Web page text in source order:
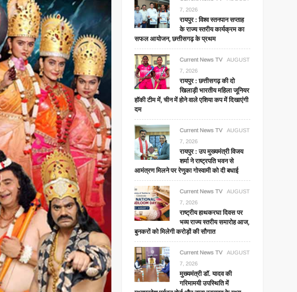
7, 2026
रायपुर : विश्व स्तनपान सप्ताह
के राज्य स्तरीय कार्यक्रम का
सफल आयोजन, छत्तीसगढ़ के प्रथम
Current News TV
AUGUST
7, 2026
रायपुर : छत्तीसगढ़ की दो
खिलाड़ी भारतीय महिला जूनियर
हॉकी टीम में, चीन में होने वाले एशिया कप में दिखाएंगी
दम
Current News TV
AUGUST
7, 2026
रायपुर : उप मुख्यमंत्री विजय
शर्मा ने राष्ट्रपति भवन से
आमंत्रण मिलने पर रेणुका गोस्वामी को दी बधाई
Current News TV
AUGUST
7, 2026
राष्ट्रीय हाथकरघा दिवस पर
भव्य राज्य स्तरीय समारोह आज,
बुनकरों को मिलेगी करोड़ों की सौगात
Current News TV
AUGUST
7, 2026
मुख्यमंत्री डॉ. यादव की
गरिमामयी उपस्थिति में